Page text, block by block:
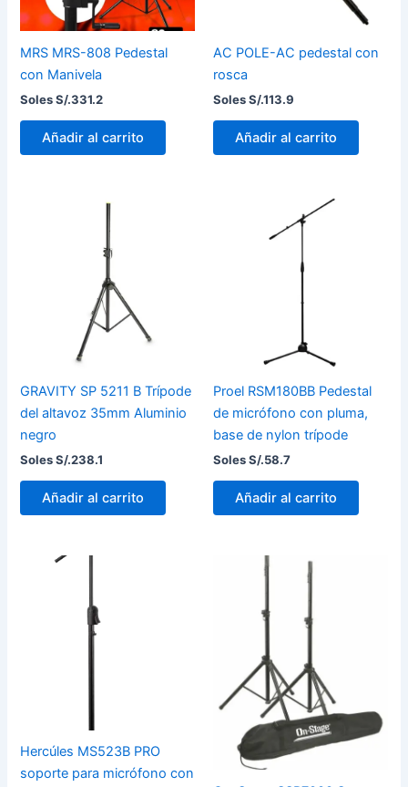
MRS MRS-808 Pedestal
con Manivela
Soles S/.331.2
Añadir al carrito
AC POLE-AC pedestal con
rosca
Soles S/.113.9
Añadir al carrito
GRAVITY SP 5211 B Trípode
del altavoz 35mm Aluminio
negro
Soles S/.238.1
Añadir al carrito
Proel RSM180BB Pedestal
de micrófono con pluma,
base de nylon trípode
Soles S/.58.7
Añadir al carrito
Hercúles MS523B PRO
soporte para micrófono con